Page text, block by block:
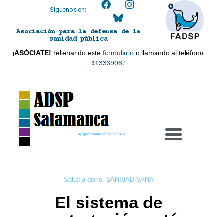
Síguenos en:
Asociación para la defensa de la
sanidad pública
¡ASÓCIATE! rellenando este formularioo llamando al teléfono:
913339087
adspsalamanca21@gmail.com
Salud a diario, SANIDAD SANA
El sistema de